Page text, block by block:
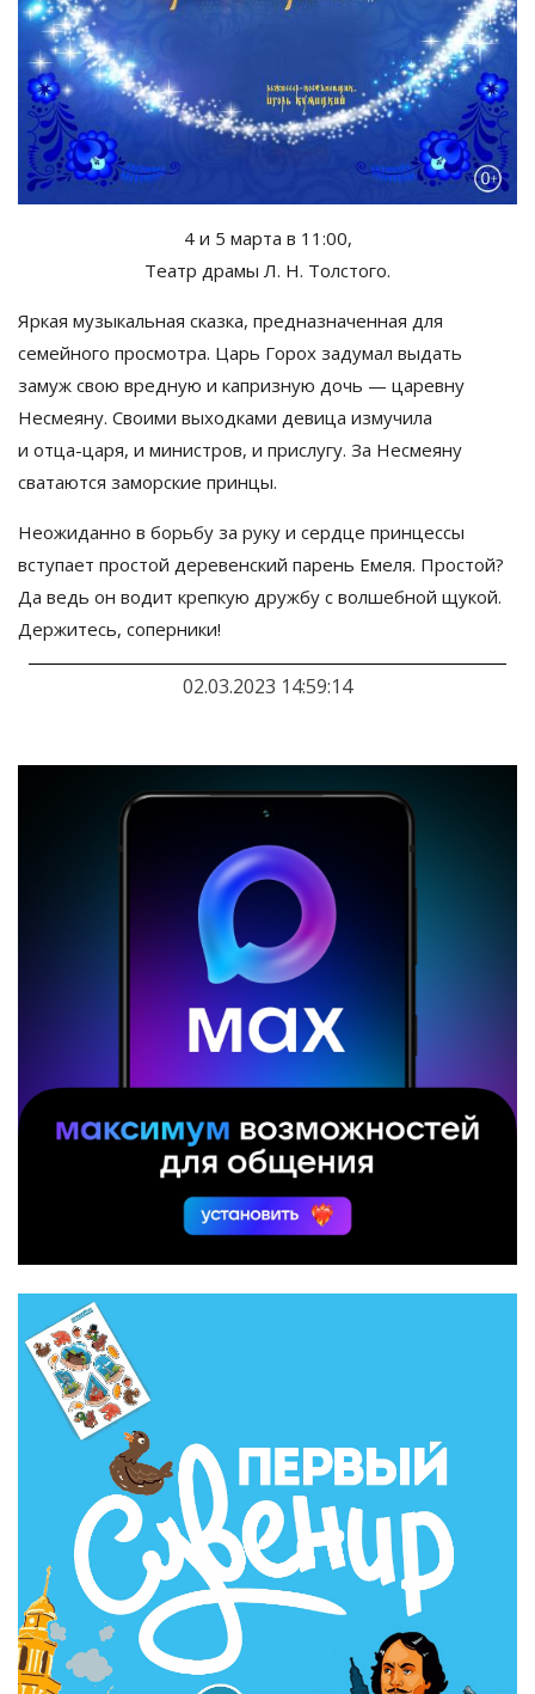
4 и 5 марта в 11:00,
Театр драмы Л. Н. Толстого.
Яркая музыкальная сказка, предназначенная для
семейного просмотра. Царь Горох задумал выдать
замуж свою вредную и капризную дочь — царевну
Несмеяну. Своими выходками девица измучила
и отца-царя, и министров, и прислугу. За Несмеяну
сватаются заморские принцы.
Неожиданно в борьбу за руку и сердце принцессы
вступает простой деревенский парень Емеля. Простой?
Да ведь он водит крепкую дружбу с волшебной щукой.
Держитесь, соперники!
02.03.2023 14:59:14